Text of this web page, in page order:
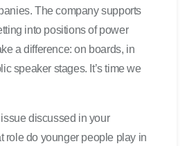
The company supports
into positions of power
a difference: on boards, in
speaker stages. It’s time we
discussed in your
role do younger people play in